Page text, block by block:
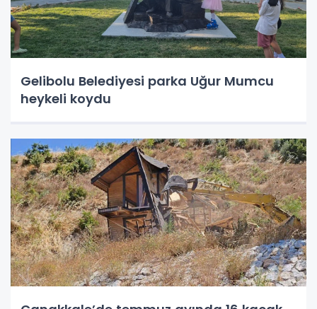
Gelibolu Belediyesi parka Uğur Mumcu
heykeli koydu